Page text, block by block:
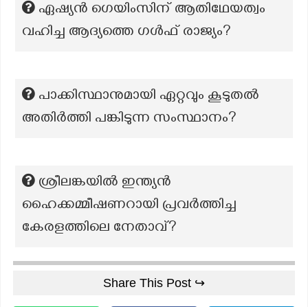
ഏഷ്യൻ ഗെയിംസിന് ആതിഥേയത്വം
വഹിച്ച ആദ്യത്തെ ഗൾഫ് രാജ്യം?
പാക്കിസ്ഥാനുമായി ഏറ്റവും കൂടുതൽ
അതിർത്തി പങ്കിടുന്ന സംസ്ഥാനം?
ശ്രീലങ്കയില്‍ ഇന്ത്യന്‍
ഹൈക്കമ്മീഷണറായി പ്രവര്‍ത്തിച്ച
കേരളത്തിലെ നേതാവ്?
Share This Post ↪